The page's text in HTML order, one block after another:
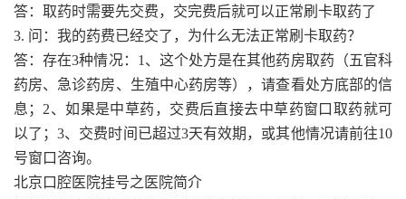
答：取药时需要先交费，交完费后就可以正常刷卡取药了
3. 问：我的药费已经交了，为什么无法正常刷卡取药？
答：存在3种情况：1、这个处方是在其他药房取药（五官科
药房、急诊药房、生殖中心药房等），请查看处方底部的信
息；2、如果是中草药，交费后直接去中草药窗口取药就可
以了；3、交费时间已超过3天有效期，或其他情况请前往10
号窗口咨询。
北京口腔医院挂号之医院简介